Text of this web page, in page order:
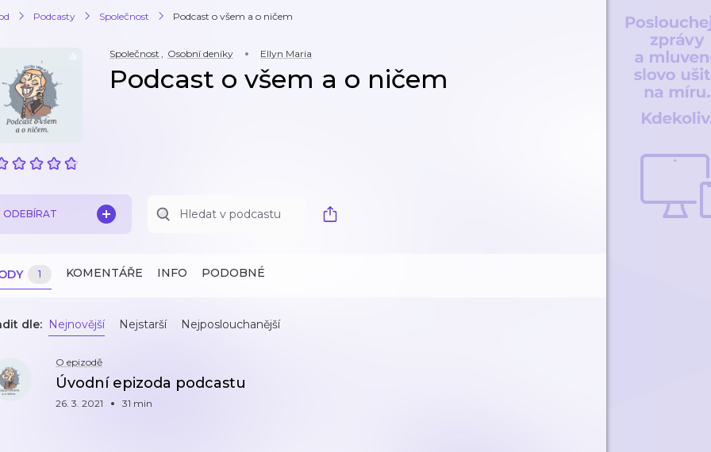
Podcasty Společnost Podcast o všem a o ničem
Společnost , Osobní deníky Ellyn Maria
Podcast o všem a o ničem
ODEBÍRAT
1 KOMENTÁŘE INFO PODOBNÉ
dle: Nejnovější Nejstarší Nejposlouchanější
O epizodě
Úvodní epizoda podcastu
26. 3. 2021 31 min